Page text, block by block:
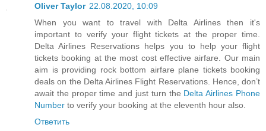
Oliver Taylor 22.08.2020, 10:09
When you want to travel with Delta Airlines then it's
important to verify your flight tickets at the proper time.
Delta Airlines Reservations helps you to help your flight
tickets booking at the most cost effective airfare. Our main
aim is providing rock bottom airfare plane tickets booking
deals on the Delta Airlines Flight Reservations. Hence, don’t
await the proper time and just turn the Delta Airlines Phone
Number to verify your booking at the eleventh hour also.
Ответить